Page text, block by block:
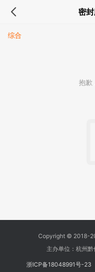
密
综合
抱歉
Copyright © 2018-
主办单位：杭州
浙ICP备18048991号-23